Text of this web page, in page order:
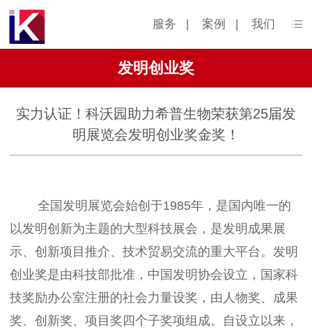
服务 | 案例 | 我们
发明创业奖
实力认证！科沃园助力希普生物荣获第25届发
明展览会发明创业奖金奖！
全国发明展览会始创于1985年，是国内唯一的
以发明创新为主题的大型科技展会，是发明成果展
示、创新项目推介、技术贸易交流的重大平台。发明
创业奖是由科技部批准，中国发明协会设立，国家科
技奖励办公室注册的社会力量设奖，由人物奖、成果
奖、创新奖、项目奖四个子奖项组成。自设立以来，